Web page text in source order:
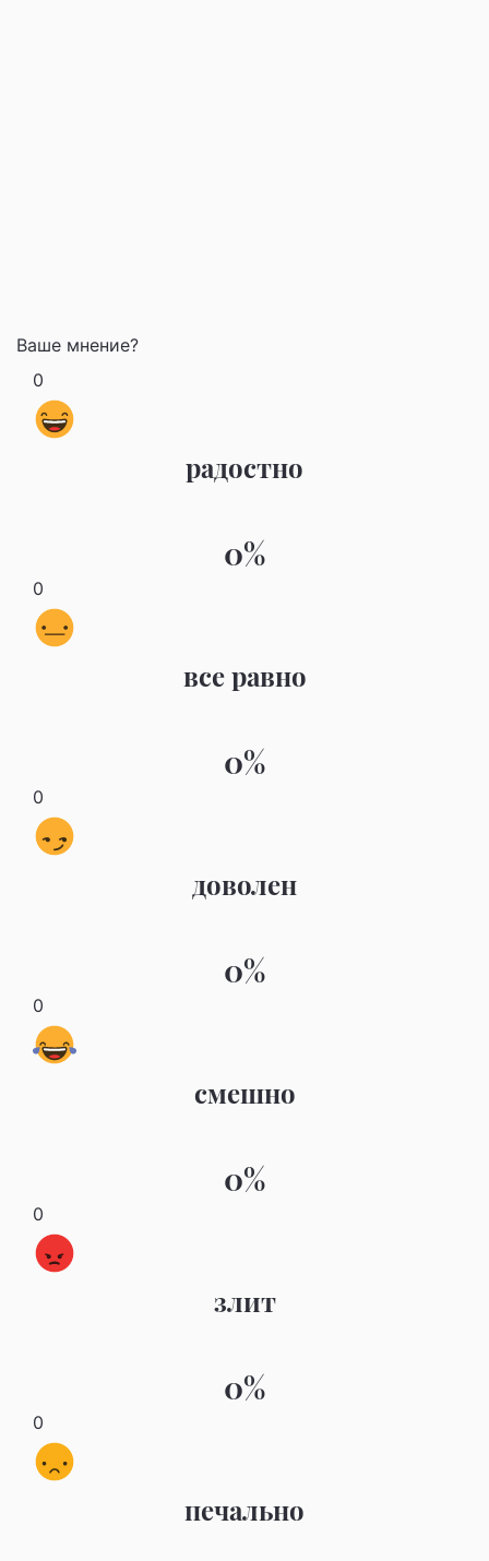
Ваше мнение?
0
радостно
0%
0
все равно
0%
0
доволен
0%
0
смешно
0%
0
злит
0%
0
печально